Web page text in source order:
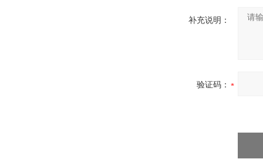
补充说明：
验证码：